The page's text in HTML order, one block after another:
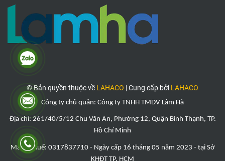
© Bản quyền thuộc về LAHACO |Cung cấp bởi LAHACO
Công ty chủ quản: Công ty TNHH TMDV Lâm Hà
Địa chỉ: 261/40/5/12 Chu Văn An, Phường 12, Quận Bình Thạnh, TP.
Hồ Chí Minh
Mã số thuế: 0317837710 - Ngày cấp 16 tháng 05 năm 2023 - tại Sở
KHĐT TP. HCM